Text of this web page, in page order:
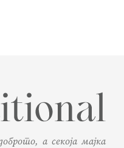
а секоја мајка